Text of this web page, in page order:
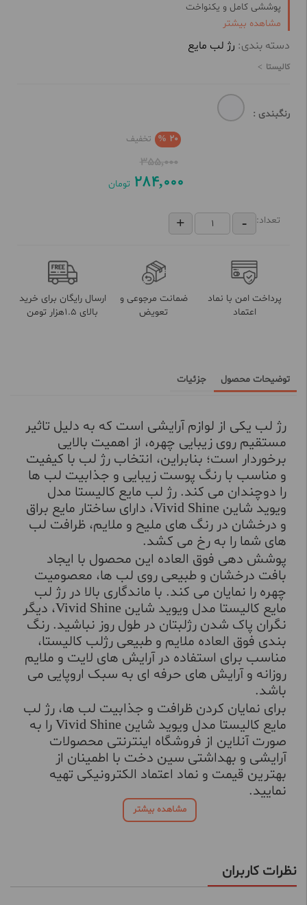
پوششی کامل و یکنواخت
رنگبندی فوق العاده جذاب
مناسب آرایش های ملایم و روزانه
مشاهده بیشتر
دسته بندی: رژ لب مایع
کالیستا
رنگبندی :
20 % تخفیف
355,000
284,000 تومان
تعداد:
پرداخت امن با نماد
اعتماد
ضمانت مرجوعی و
تعویض
ارسال رایگان برای خرید
بالای 1.5هزار تومن
توضیحات محصول جزئیات
رژ لب یکی از لوازم آرایشی است که به دلیل تاثیر
مستقیم روی زیبایی چهره، از اهمیت بالایی
برخوردار است؛ بنابراین، انتخاب رژ لب با کیفیت
و مناسب با رنگ پوست زیبایی و جذابیت لب ها
را دوچندان می کند. رژ لب مایع کالیستا مدل
ویوید شاین Vivid Shine، دارای ساختار مایع براق
و درخشان در رنگ های ملیح و ملایم، ظرافت لب
های شما را به رخ می کشد.
پوشش دهی فوق العاده این محصول با ایجاد
بافت درخشان و طبیعی روی لب ها، معصومیت
چهره را نمایان می کند. با ماندگاری بالا در رژ لب
مایع کالیستا مدل ویوید شاین Vivid Shine، دیگر
نگران پاک شدن رژلبتان در طول روز نباشید. رنگ
بندی فوق العاده ملایم و طبیعی رژلب کالیستا،
مناسب برای استفاده در آرایش های لایت و ملایم
روزانه و آرایش های حرفه ای به سبک اروپایی می
باشد.
برای نمایان کردن ظرافت و جذابیت لب ها، رژ لب
مایع کالیستا مدل ویوید شاین Vivid Shine را به
صورت آنلاین از فروشگاه اینترنتی محصولات
آرایشی و بهداشتی سین دخت با اطمینان از
بهترین قیمت و نماد اعتماد الکترونیکی تهیه
نمایید.
مشاهده بیشتر
نظرات کاربران